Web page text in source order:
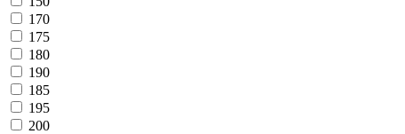
170
175
180
190
185
195
200